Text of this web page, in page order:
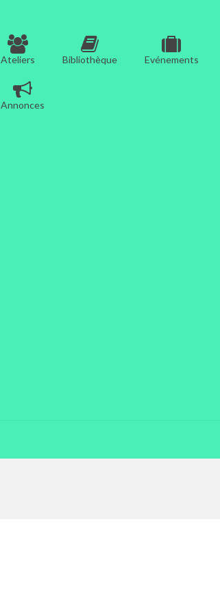
Ateliers Bibliothèque Evénements
Annonces